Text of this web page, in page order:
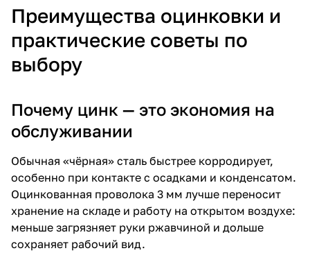
Преимущества оцинковки и
практические советы по
выбору
Почему цинк — это экономия на
обслуживании
Обычная «чёрная» сталь быстрее корродирует,
особенно при контакте с осадками и конденсатом.
Оцинкованная проволока 3 мм лучше переносит
хранение на складе и работу на открытом воздухе:
меньше загрязняет руки ржавчиной и дольше
сохраняет рабочий вид.